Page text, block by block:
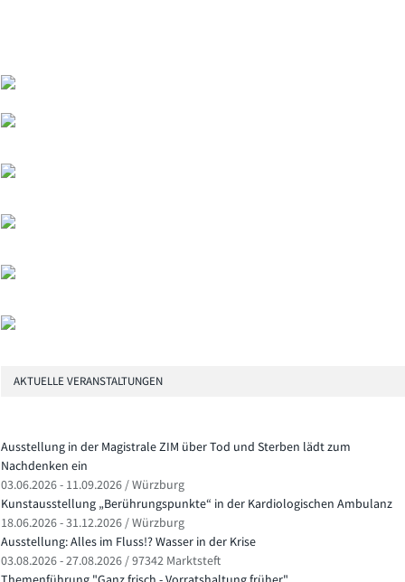
AKTUELLE VERANSTALTUNGEN
Ausstellung in der Magistrale ZIM über Tod und Sterben lädt zum
Nachdenken ein
03.06.2026 - 11.09.2026 / Würzburg
Kunstausstellung „Berührungspunkte“ in der Kardiologischen Ambulanz
18.06.2026 - 31.12.2026 / Würzburg
Ausstellung: Alles im Fluss!? Wasser in der Krise
03.08.2026 - 27.08.2026 / 97342 Marktsteft